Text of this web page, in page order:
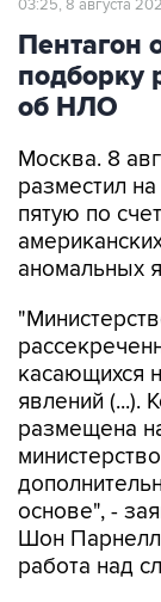
03:25, 8 августа
Пентагон
подборку
об НЛО
Москва. 8
разместил
пятую по
аномальных
касающихся
явлений (...).
размещена
основе", -
Шон
работа над